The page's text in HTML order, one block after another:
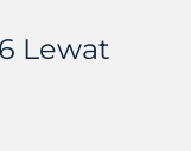
Lewat